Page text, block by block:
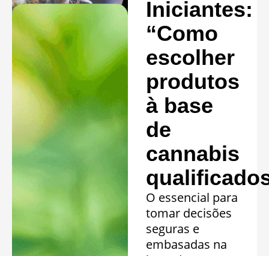
Iniciantes:
“Como
escolher
produtos
à base
de
cannabis
O essencial para
tomar decisões
seguras e
embasadas na